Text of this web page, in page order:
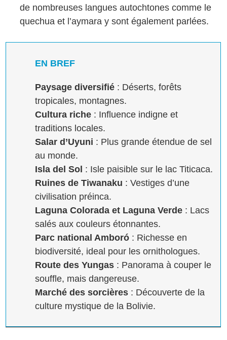
de nombreuses langues autochtones comme le
quechua et l’aymara y sont également parlées.
EN BREF
Paysage diversifié : Déserts, forêts
tropicales, montagnes.
Cultura riche : Influence indigne et
traditions locales.
Salar d’Uyuni : Plus grande étendue de sel
au monde.
Isla del Sol : Isle paisible sur le lac Titicaca.
Ruines de Tiwanaku : Vestiges d’une
civilisation préinca.
Laguna Colorada et Laguna Verde : Lacs
salés aux couleurs étonnantes.
Parc national Amboró : Richesse en
biodiversité, ideal pour les ornithologues.
Route des Yungas : Panorama à couper le
souffle, mais dangereuse.
Marché des sorcières : Découverte de la
culture mystique de la Bolivie.